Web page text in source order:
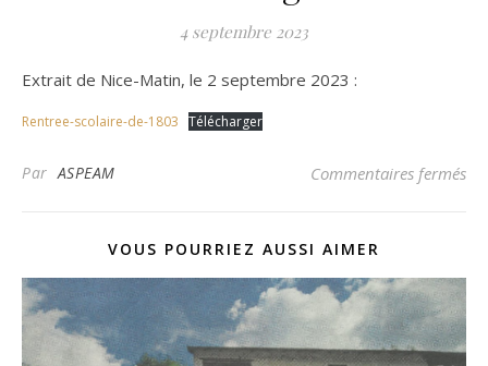
4 septembre 2023
Extrait de Nice-Matin, le 2 septembre 2023 :
Rentree-scolaire-de-1803 Télécharger
Par ASPEAM Commentaires fermés
VOUS POURRIEZ AUSSI AIMER